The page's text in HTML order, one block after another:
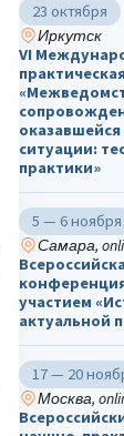
23 октября
Иркутск
VI
ситуации:
практики»
5 — 6 ноября
Самара,
участием
актуальной
17 — 20
Москва,